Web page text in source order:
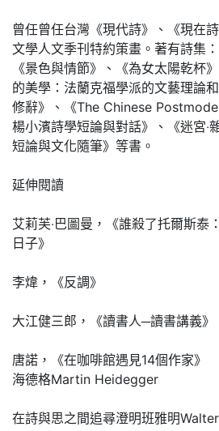
曾任曾任台灣《現代詩》、《現在
文學人文季刊特約策畫。著有詩集
《景色與情節》、《為女太陽乾杯
的美學：法蘭克福學派的文藝理論
修辭》、《The Chinese
楊小濱詩學短論與對話》、《迷宮‧
短論與文化隨筆》等書。
延伸閱讀
艾莉芙‧巴圖曼，《誰殺了托爾斯泰
日子》
李煒，《反調》
大江健三郎，《讀書人─讀書講義》
唐諾，《在咖啡館遇見14個作家》
海德格Martin Heidegger
在詩與思之間追尋澄明班雅明